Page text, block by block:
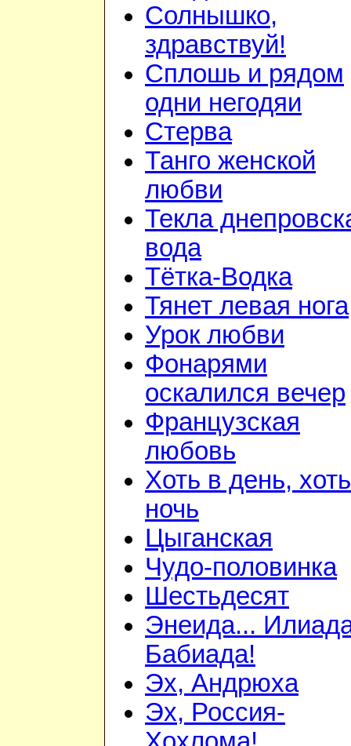
Солнышко,
здравствуй!
Сплошь и рядом
одни негодяи
Стерва
Танго женской
любви
Текла
вода
Тётка-Водка
Тянет левая нога
Урок любви
Фонарями
оскалился вечер
Французская
любовь
Хоть в день,
ночь
Цыганская
Чудо-половинка
Шестьдесят
Энеида...
Бабиада!
Эх, Андрюха
Эх, Россия-